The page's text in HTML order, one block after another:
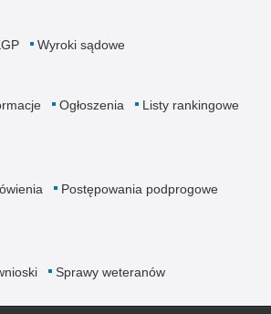
Wyroki sądowe
Ogłoszenia
Listy rankingowe
Postępowania podprogowe
Sprawy weteranów